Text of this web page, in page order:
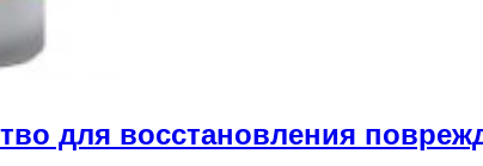
для восстановления